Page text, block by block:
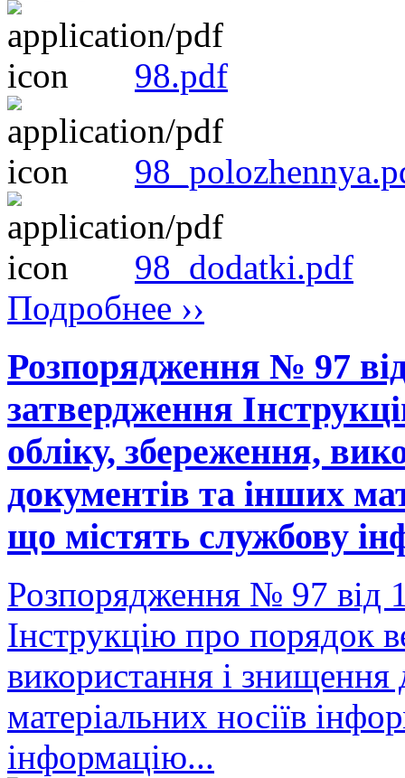
98.pdf
98_dodatki.pdf
Подробнее ››
Розпорядження № 97
затвердження
обліку, збереження,
документів та інших
що містять службову
Розпорядження № 97 від
Інструкцію про порядок
використання і знищення
матеріальних носіїв
інформацію...